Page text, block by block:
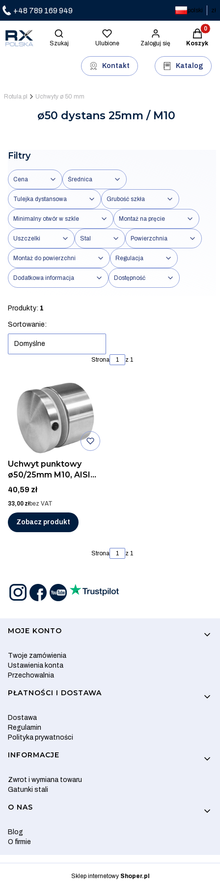
+48 789 169 949 polski zł
Otwórz wyszukiwarkę
Szukaj Ulubione Zaloguj się Koszyk
Kontakt Katalog
Rotula.pl Uchwyty ø 50 mm
ø50 dystans 25mm / M10
Filtry
Cena Średnica
Tulejka dystansowa Grubość szkła
Minimalny otwór w szkle Montaż na pręcie
Uszczelki Stal Powierzchnia
Montaż do powierzchni Regulacja
Dodatkowa informacja Dostępność
Produkty: 1
Lista produktów
Sortowanie:
Domyślne
Strona z 1
Uchwyt punktowy
ø50/25mm M10, AISI
304, SZLIF
Cena
40,59 zł
Cena
33,00 złbez VAT
Zobacz produkt
Strona z 1
Linki w stopce
MOJE KONTO
Twoje zamówienia
Ustawienia konta
Przechowalnia
PŁATNOŚCI I DOSTAWA
Dostawa
Regulamin
Polityka prywatności
INFORMACJE
Zwrot i wymiana towaru
Gatunki stali
O NAS
Blog
O firmie
Sklep internetowy Shoper.pl